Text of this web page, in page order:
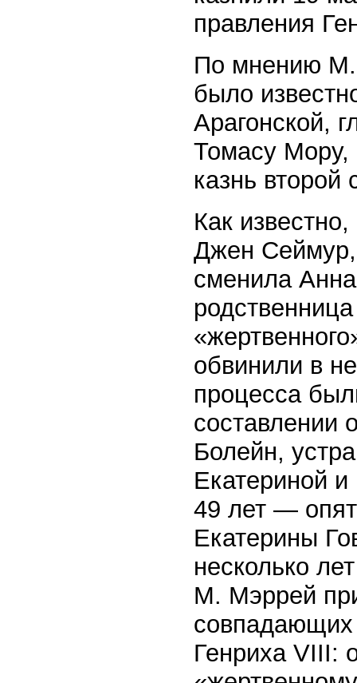
правления
По мнению М.
было
Арагонской,
Томасу Мору,
казнь второй
Как
Джен Сеймур,
сменила
обвинили в
процесса
составлении
Болейн,
Екатериной
49 лет —
Екатерины
несколько
М. Мэррей
совпадающих
Генриха VIII: